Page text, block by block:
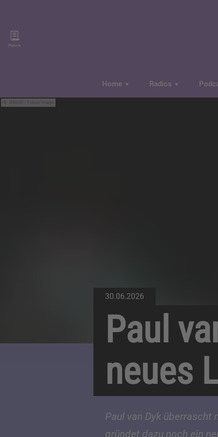
News
Home Radios
IMAGO / Future Image
30.06.2026
Paul
neues
Paul van Dyk überrascht
gründet dazu noch ein